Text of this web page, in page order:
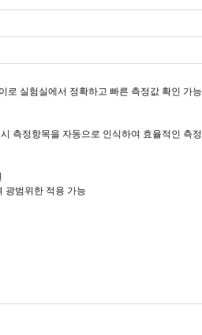
로 실험실에서 정확하고 빠른 측정값 확인 가능
측정항목을 자동으로 인식하여 효율적인 측정
광범위한 적용 가능